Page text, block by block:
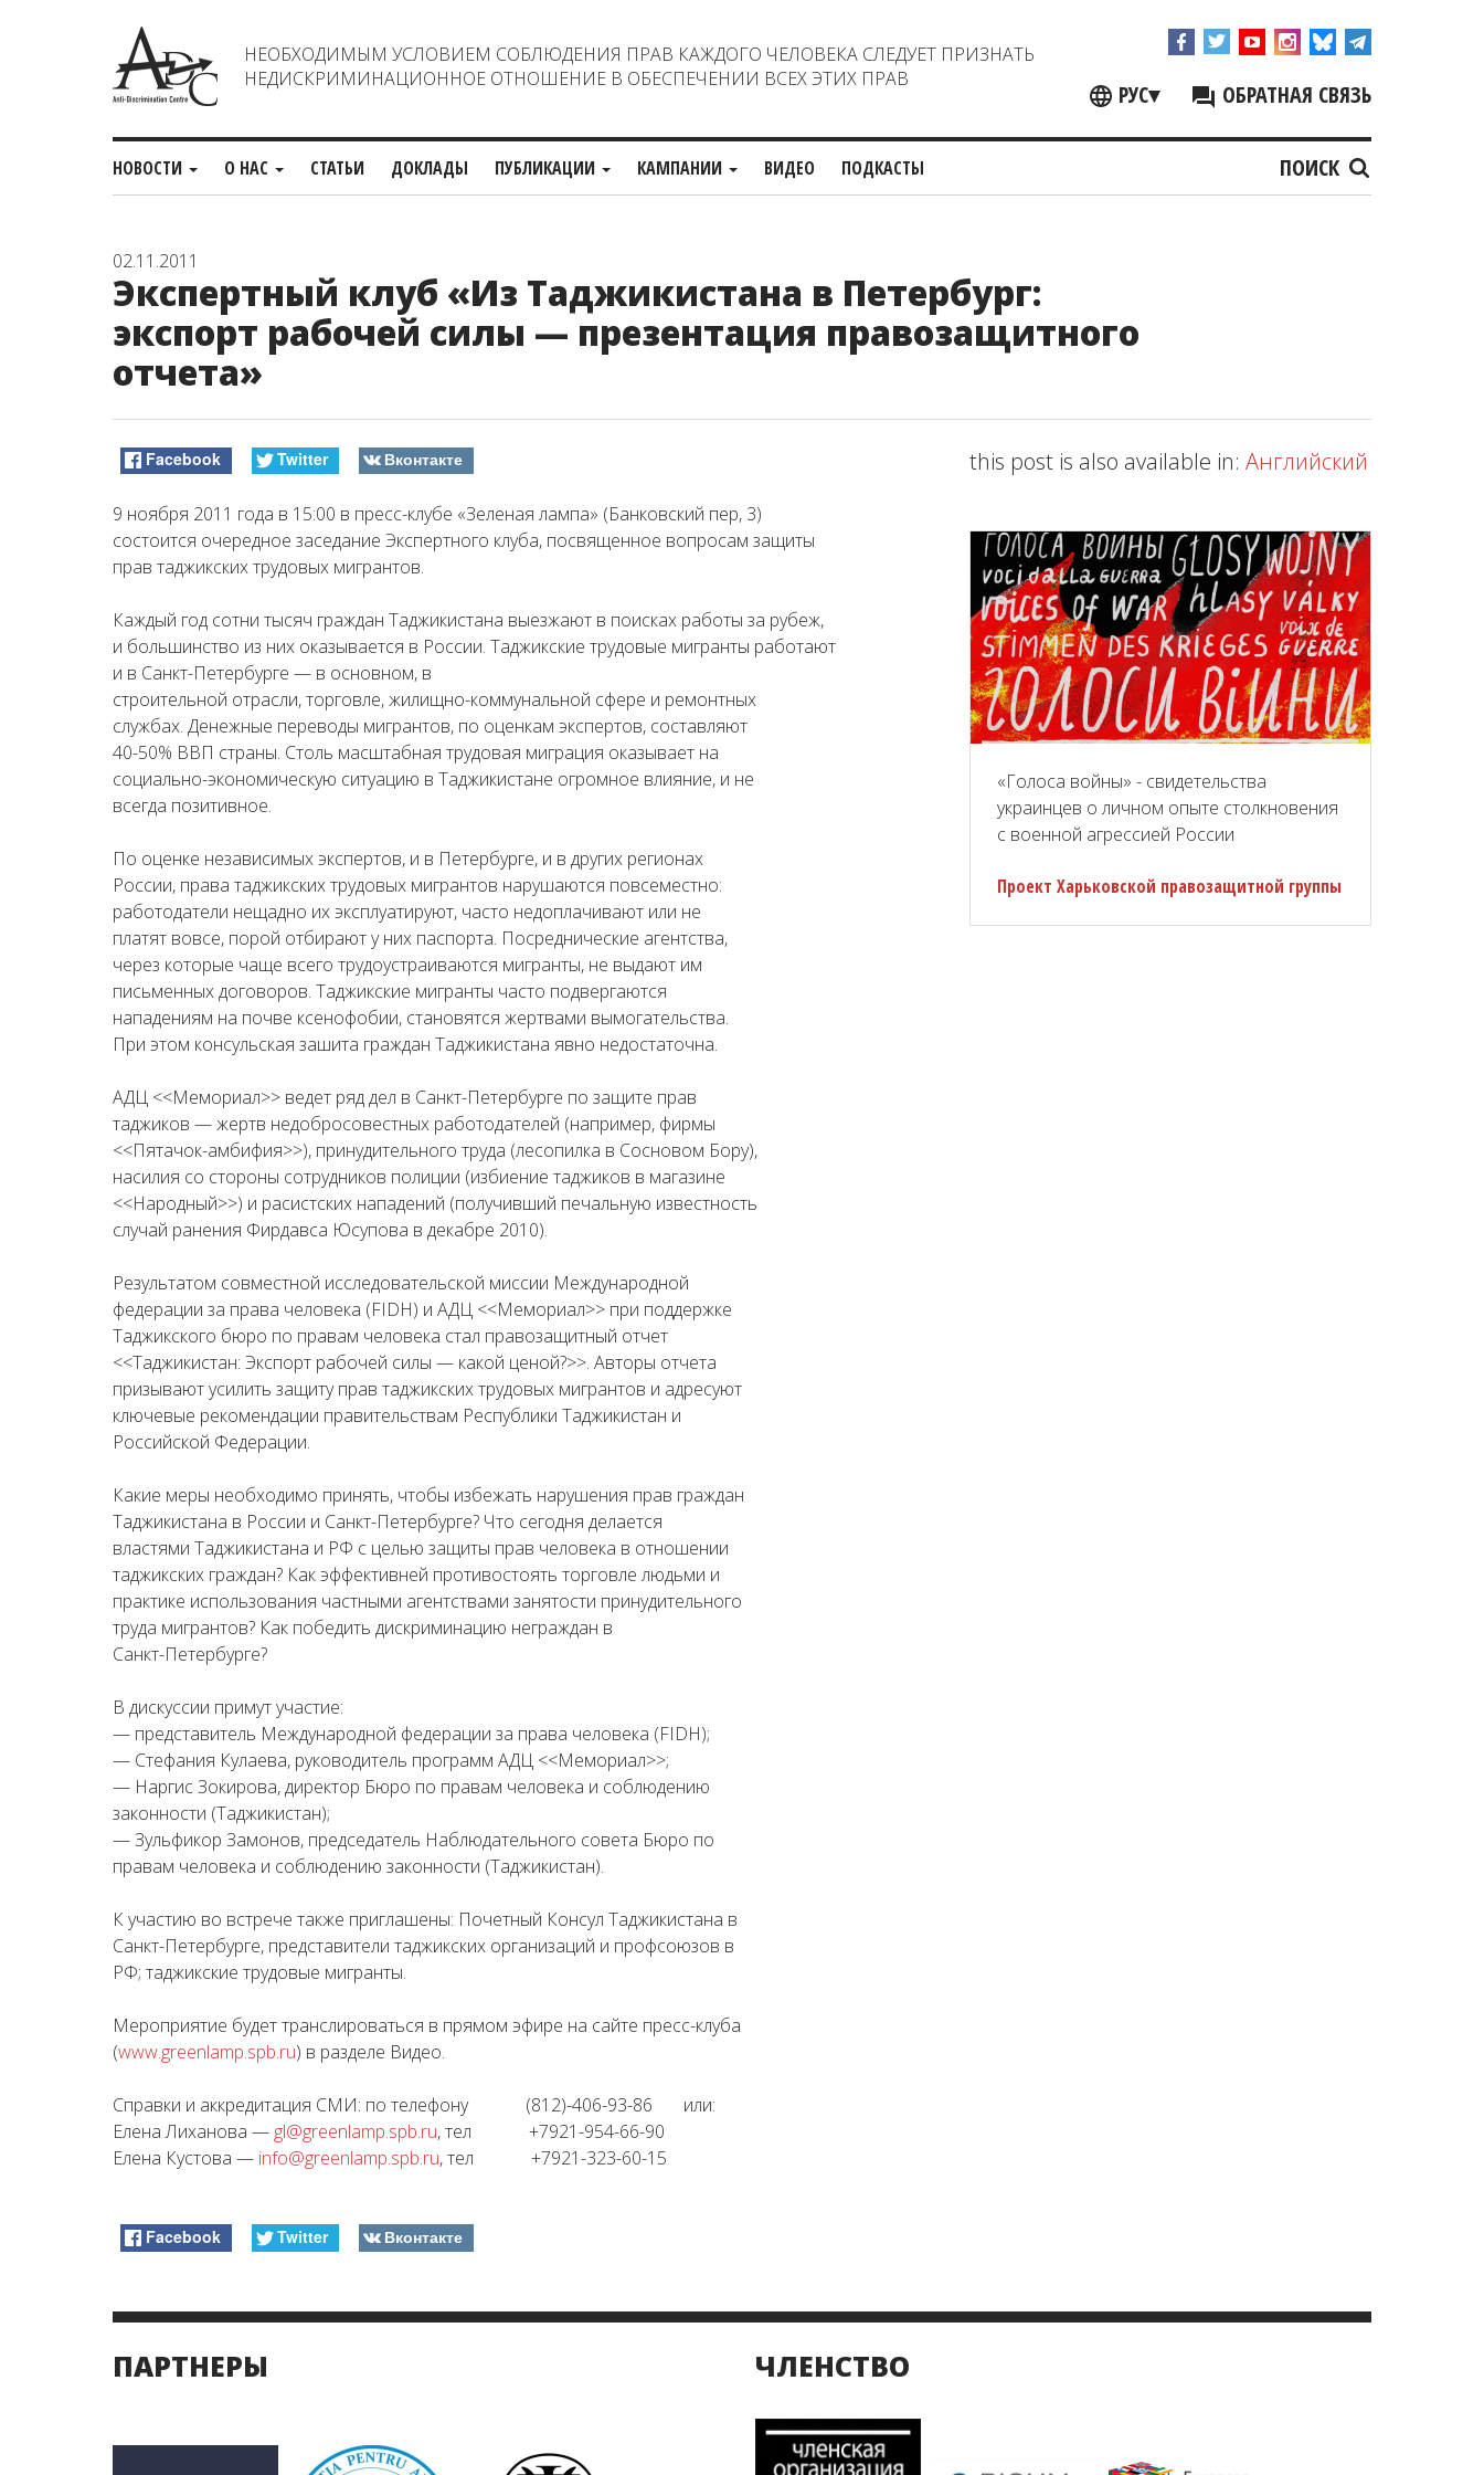
НЕОБХОДИМЫМ УСЛОВИЕМ СОБЛЮДЕНИЯ ПРАВ КАЖДОГО ЧЕЛОВЕКА СЛЕДУЕТ ПРИЗНАТЬ
НЕДИСКРИМИНАЦИОННОЕ ОТНОШЕНИЕ В ОБЕСПЕЧЕНИИ ВСЕХ ЭТИХ ПРАВ
РУС▾ ОБРАТНАЯ СВЯЗЬ
НОВОСТИ О НАС СТАТЬИ ДОКЛАДЫ ПУБЛИКАЦИИ КАМПАНИИ ВИДЕО ПОДКАСТЫ ПОИСК
02.11.2011
Экспертный клуб «Из Таджикистана в Петербург:
экспорт рабочей силы — презентация правозащитного
отчета»
Facebook Twitter Вконтакте
9 ноября 2011 года в 15:00 в пресс-клубе «Зеленая лампа» (Банковский пер, 3)
состоится очередное заседание Экспертного клуба, посвященное вопросам защиты
прав таджикских трудовых мигрантов.
Каждый год сотни тысяч граждан Таджикистана выезжают в поисках работы за рубеж,
и большинство из них оказывается в России. Таджикские трудовые мигранты работают
и в Санкт-Петербурге — в основном, в
строительной отрасли, торговле, жилищно-коммунальной сфере и ремонтных
службах. Денежные переводы мигрантов, по оценкам экспертов, составляют
40-50% ВВП страны. Столь масштабная трудовая миграция оказывает на
социально-экономическую ситуацию в Таджикистане огромное влияние, и не
всегда позитивное.
По оценке независимых экспертов, и в Петербурге, и в других регионах
России, права таджикских трудовых мигрантов нарушаются повсеместно:
работодатели нещадно их эксплуатируют, часто недоплачивают или не
платят вовсе, порой отбирают у них паспорта. Посреднические агентства,
через которые чаще всего трудоустраиваются мигранты, не выдают им
письменных договоров. Таджикские мигранты часто подвергаются
нападениям на почве ксенофобии, становятся жертвами вымогательства.
При этом консульская зашита граждан Таджикистана явно недостаточна.
АДЦ <<Мемориал>> ведет ряд дел в Санкт-Петербурге по защите прав
таджиков — жертв недобросовестных работодателей (например, фирмы
<<Пятачок-амбифия>>), принудительного труда (лесопилка в Сосновом Бору),
насилия со стороны сотрудников полиции (избиение таджиков в магазине
<<Народный>>) и расистских нападений (получивший печальную известность
случай ранения Фирдавса Юсупова в декабре 2010).
Результатом совместной исследовательской миссии Международной
федерации за права человека (FIDH) и АДЦ <<Мемориал>> при поддержке
Таджикского бюро по правам человека стал правозащитный отчет
<<Таджикистан: Экспорт рабочей силы — какой ценой?>>. Авторы отчета
призывают усилить защиту прав таджикских трудовых мигрантов и адресуют
ключевые рекомендации правительствам Республики Таджикистан и
Российской Федерации.
Какие меры необходимо принять, чтобы избежать нарушения прав граждан
Таджикистана в России и Санкт-Петербурге? Что сегодня делается
властями Таджикистана и РФ с целью защиты прав человека в отношении
таджикских граждан? Как эффективней противостоять торговле людьми и
практике использования частными агентствами занятости принудительного
труда мигрантов? Как победить дискриминацию неграждан в
Санкт-Петербурге?
В дискуссии примут участие:
— представитель Международной федерации за права человека (FIDH);
— Стефания Кулаева, руководитель программ АДЦ <<Мемориал>>;
— Наргис Зокирова, директор Бюро по правам человека и соблюдению
законности (Таджикистан);
— Зульфикор Замонов, председатель Наблюдательного совета Бюро по
правам человека и соблюдению законности (Таджикистан).
К участию во встрече также приглашены: Почетный Консул Таджикистана в
Санкт-Петербурге, представители таджикских организаций и профсоюзов в
РФ; таджикские трудовые мигранты.
Мероприятие будет транслироваться в прямом эфире на сайте пресс-клуба
(www.greenlamp.spb.ru) в разделе Видео.
Справки и аккредитация СМИ: по телефону (812)-406-93-86 или:
Елена Лиханова — gl@greenlamp.spb.ru, тел +7921-954-66-90
Елена Кустова — info@greenlamp.spb.ru, тел +7921-323-60-15
Facebook Twitter Вконтакте
this post is also available in: Английский
«Голоса войны» - свидетельства
украинцев о личном опыте столкновения
с военной агрессией России
Проект Харьковской правозащитной группы
ПАРТНЕРЫ ЧЛЕНСТВО